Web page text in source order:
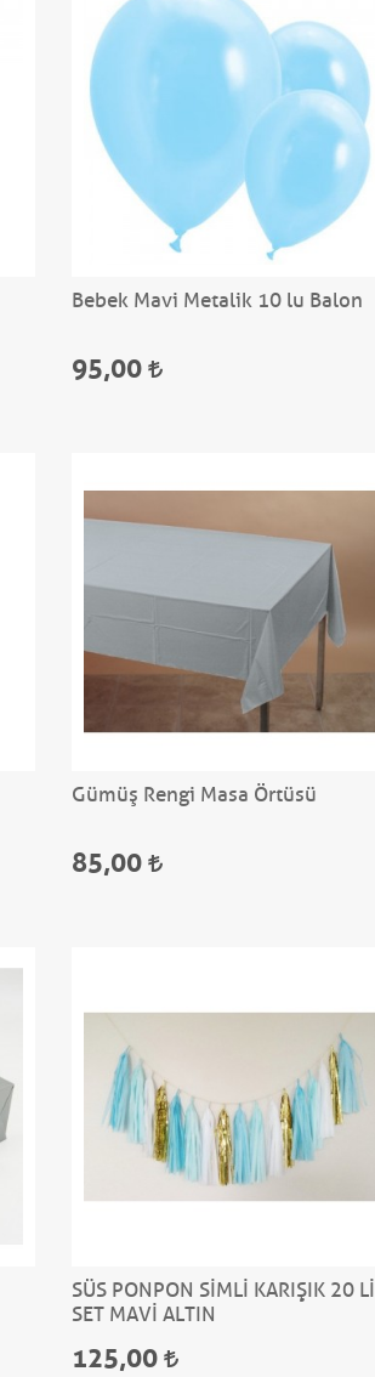
Bebek Mavi Metalik 10 lu Balon
95,00
Gümüş Rengi Masa Örtüsü
85,00
SÜS PONPON SİMLİ KARIŞIK 20 Lİ
SET MAVİ ALTIN
125,00